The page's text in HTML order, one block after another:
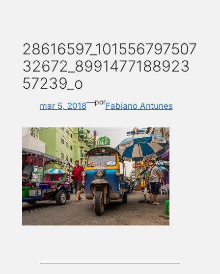
28616597_101556797507
32672_8991477188923
57239_o
mar 5, 2018—porFabiano Antunes